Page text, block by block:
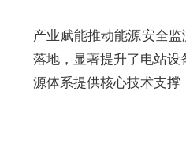
产业赋能推动能源安全
落地，显著提升了电站
源体系提供核心技术支撑